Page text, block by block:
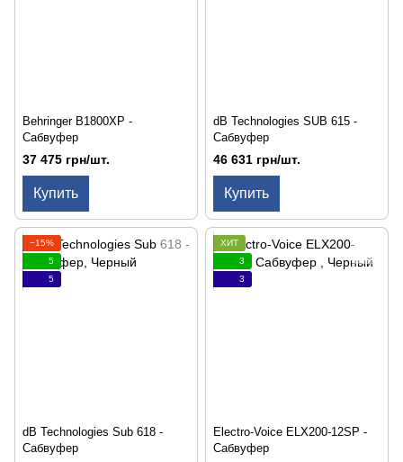
Behringer B1800XP -
Сабвуфер
37 475 грн/шт.
Купить
dB Technologies SUB 615 -
Сабвуфер
46 631 грн/шт.
Купить
−15%
5
5
dB Technologies Sub 618 -
Сабвуфер
ХИТ
3
3
Electro-Voice ELX200-12SP -
Сабвуфер